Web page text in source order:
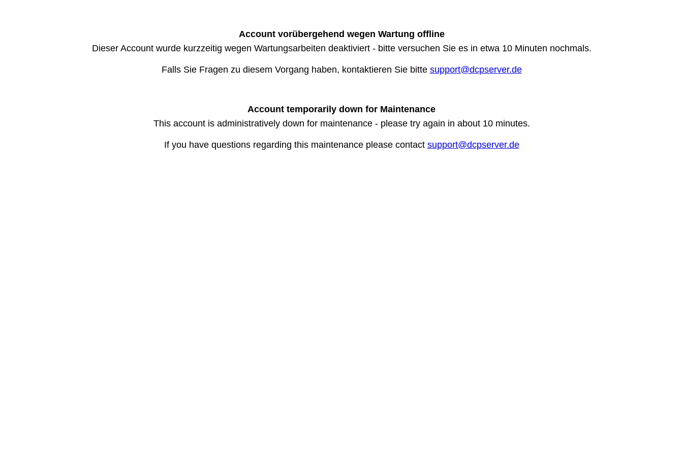
Account vorübergehend wegen Wartung offline
Dieser Account wurde kurzzeitig wegen Wartungsarbeiten deaktiviert - bitte versuchen Sie es in etwa 10 Minuten nochmals.
Falls Sie Fragen zu diesem Vorgang haben, kontaktieren Sie bitte support@dcpserver.de
Account temporarily down for Maintenance
This account is administratively down for maintenance - please try again in about 10 minutes.
If you have questions regarding this maintenance please contact support@dcpserver.de